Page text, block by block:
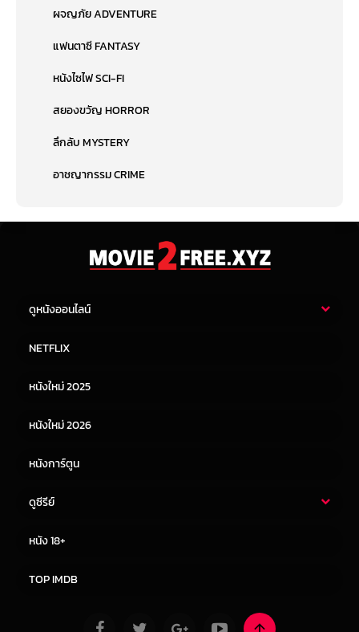
ผจญภัย ADVENTURE
แฟนตาซี FANTASY
หนังไซไฟ SCI-FI
สยองขวัญ HORROR
ลึกลับ MYSTERY
อาชญากรรม CRIME
ดูหนังออนไลน์
หนังจีน
NETFLIX
หนังใหม่ 2025
หนังใหม่ 2026
หนังการ์ตูน
ดูซีรีย์
หนัง 18+
TOP IMDB